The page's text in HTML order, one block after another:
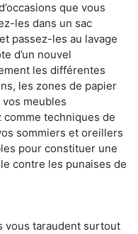
que vous
les dans un sac
passez-les au lavage
d’un nouvel
les différentes
les zones de papier
meubles
techniques de
sommiers et oreillers
pour constituer une
contre les punaises de
vous taraudent surtout